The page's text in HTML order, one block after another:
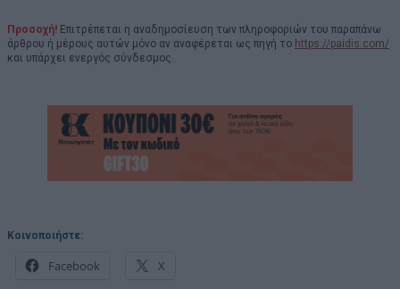
Προσοχή! Επιτρέπεται η αναδημοσίευση των πληροφοριών του παραπάνω
άρθρου ή μέρους αυτών μόνο αν αναφέρεται ως πηγή το https://paidis.com/
και υπάρχει ενεργός σύνδεσμος.
Κοινοποιήστε:
Facebook X